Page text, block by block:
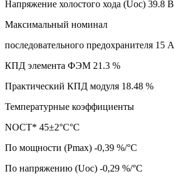
Напряжение холостого хода (Uoc) 39.8 В
Максимальный номинал
последовательного предохранителя 15 А
КПД элемента ФЭМ 21.3 %
Практический КПД модуля 18.48 %
Температурные коэффициенты
NOCT* 45±2°С°C
По мощности (Pmax) -0,39 %/°C
По напряжению (Uoc) -0,29 %/°C